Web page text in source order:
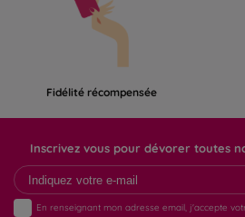
Fidélité récompensée
Inscrivez vous pour dévorer toutes
En renseignant mon adresse email, j'accepte